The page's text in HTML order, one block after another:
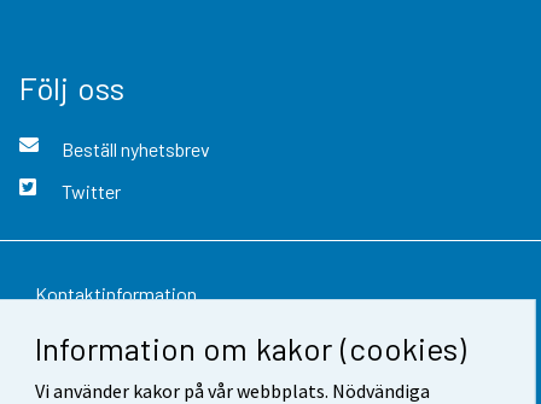
Information om kakor (cookies)
Vi använder kakor på vår webbplats. Nödvändiga
Följ oss
Beställ nyhetsbrev
Twitter
Kontaktinformation
Respons
Användarvillkor